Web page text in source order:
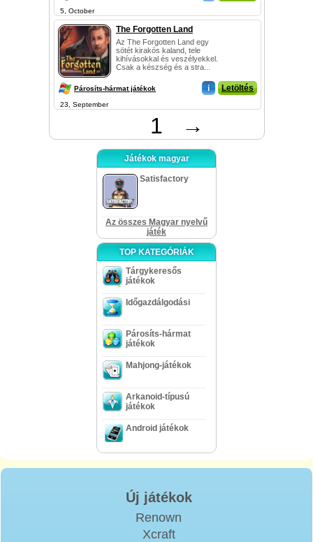
5, October
The Forgotten Land
Az The Forgotten Land egy
sötét kirakós kaland, tele
kihívásokkal és veszélyekkel.
Csak a készség és a stra...
Párosíts-hármat játékok i Letöltés
23, September
1 →
Játékok magyar
Satisfactory
Az összes Magyar nyelvű
játék
TOP KATEGÓRIÁK
Tárgykeresős
játékok
Időgazdálgodási
Párosíts-hármat
játékok
Mahjong-játékok
Arkanoid-típusú
játékok
Android játékok
Új játékok
Renown
Xcraft